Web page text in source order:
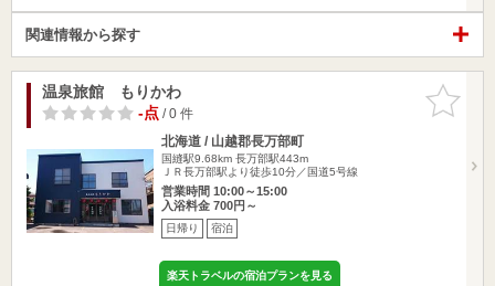
関連情報から探す
お気に入
りに追加
温泉旅館 もりかわ
-点/ 0 件
北海道 / 山越郡長万部町
国縫駅9.68km 長万部駅443m
ＪＲ長万部駅より徒歩10分／国道5号線
営業時間 10:00～15:00
入浴料金 700円～
日帰り 宿泊
楽天トラベルの宿泊プランを見る